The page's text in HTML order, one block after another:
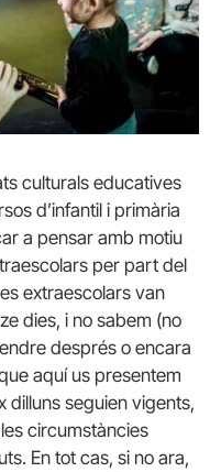
culturals educatives
d’infantil i primària
a pensar amb motiu
per part del
extraescolars van
dies, i no sabem (no
després o encara
aquí us presentem
dilluns seguien vigents,
circumstàncies
En tot cas, si no ara,